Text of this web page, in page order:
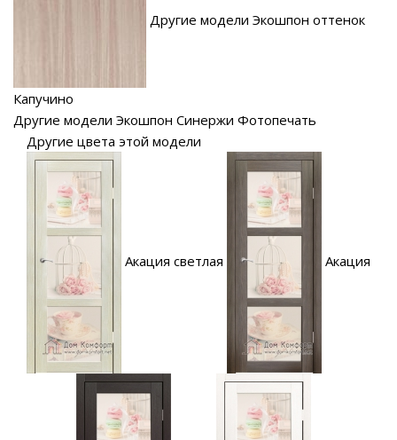
Другие модели Экошпон оттенок
Капучино
Другие модели Экошпон Синержи Фотопечать
Другие цвета этой модели
Акация светлая Акация